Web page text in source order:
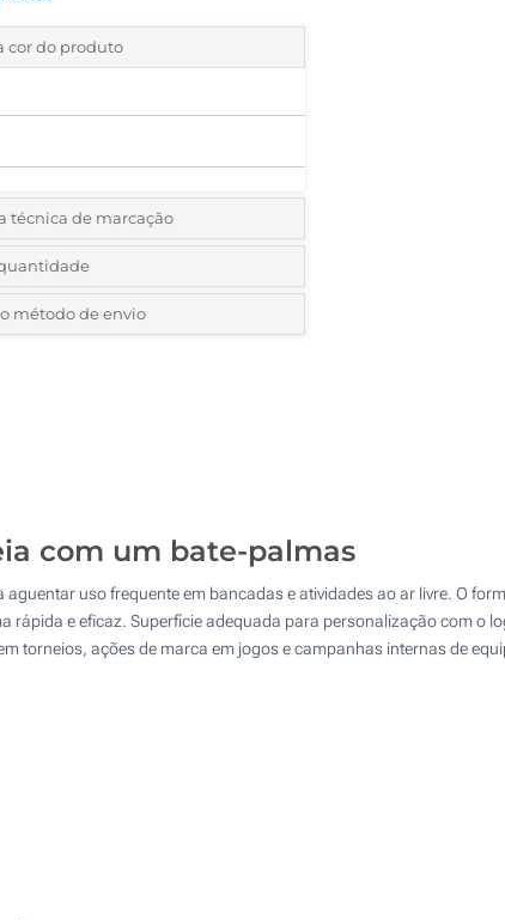
cor do produto
técnica de marcação
marcação e as cores do logotipo:
100
Atualizar
método de envio
com um bate-palmas
uso frequente em bancadas e atividades ao ar livre. O
e eficaz. Superfície adequada para personalização com o
torneios, ações de marca em jogos e campanhas internas de